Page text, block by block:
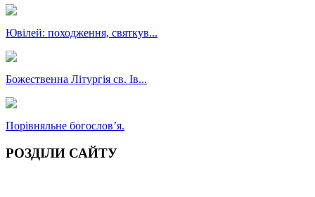
Ювілей: походження, святкув...
Божественна Літургія св. Ів...
Порівняльне богословʼя.
РОЗДІЛИ САЙТУ